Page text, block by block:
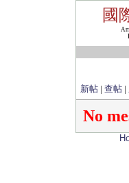
國
新帖 | 查帖 |
No